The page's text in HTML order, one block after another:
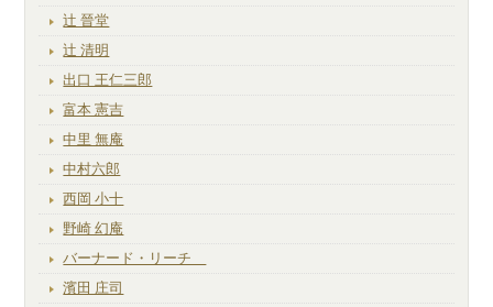
辻 晉堂
辻 清明
出口 王仁三郎
富本 憲吉
中里 無庵
中村六郎
西岡 小十
野崎 幻庵
バーナード・リーチ
濱田 庄司